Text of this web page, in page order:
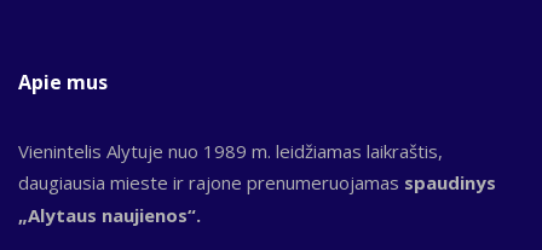
Apie mus
Vienintelis Alytuje nuo 1989 m. leidžiamas laikraštis,
daugiausia mieste ir rajone prenumeruojamas spaudinys
„Alytaus naujienos“.